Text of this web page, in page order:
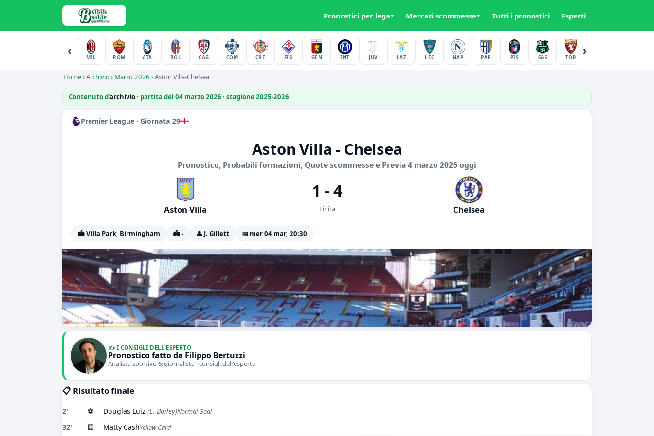
Pronostici per lega Mercati scommesse Tutti i pronostici Esperti
‹
MIL ROM ATA BOL CAG COM CRE FIO GEN INT JUV LAZ LEC NAP PAR PIS SAS TOR
›
Home›Archivio› Marzo 2026 ›Aston Villa-Chelsea
Contenuto d'archivio· partita del 04 marzo 2026 · stagione 2025-2026
Premier League · Giornata 29
Aston Villa - Chelsea
Pronostico, Probabili formazioni, Quote scommesse e Previa 4 marzo 2026 oggi
Aston Villa
1 - 4
Finita Chelsea
🏟️ Villa Park, Birmingham 🏟️ - 👤 J. Gillett 📅 mer 04 mar, 20:30
✍️ I CONSIGLI DELL'ESPERTO
Pronostico fatto da Filippo Bertuzzi
Analista sportivo & giornalista · consigli dell'esperto
📋 Risultato finale
2' ⚽ Douglas Luiz (L. Bailey)Normal Goal
32' 🟨 Matty CashYellow Card